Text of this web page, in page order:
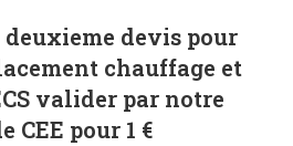
deuxieme devis pour
chauffage et
valider par notre
CEE pour 1 €